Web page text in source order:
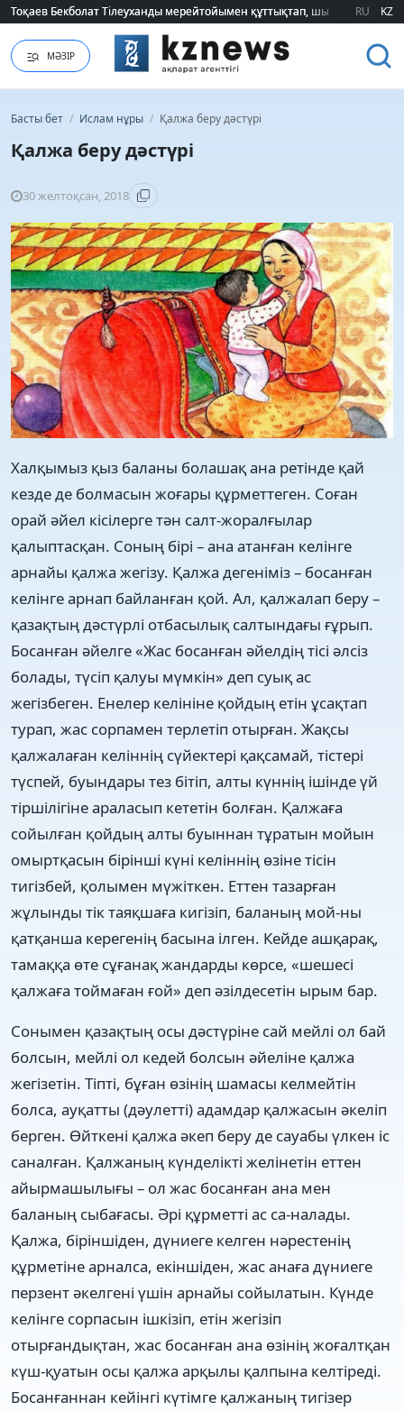
Тоқаев Бекболат Тілеуханды мерейтойымен құттықтап, шығармашылық
Тоқаев Бекболат Тілеуханды мерейтойымен құттықтап, шығармашылық
RU KZ
МӘЗІР
Басты бет / Ислам нұры / Қалжа беру дәстүрі
Қалжа беру дәстүрі
30 желтоқсан, 2018
Халқымыз қыз баланы болашақ ана ретінде қай
кезде де болмасын жоғары құрметтеген. Соған
орай әйел кісілерге тән салт-жоралғылар
қалыптасқан. Соның бірі – ана атанған келінге
арнайы қалжа жегізу. Қалжа дегеніміз – босанған
келінге арнап байланған қой. Ал, қалжалап беру –
қазақтың дәстүрлі отбасылық салтындағы ғұрып.
Босанған әйелге «Жас босанған әйелдің тісі әлсіз
болады, түсіп қалуы мүмкін» деп суық ас
жегізбеген. Енелер келініне қойдың етін ұсақтап
турап, жас сорпамен терлетіп отырған. Жақсы
қалжалаған келіннің сүйектері қақсамай, тістері
түспей, буындары тез бітіп, алты күннің ішінде үй
тіршілігіне араласып кететін болған. Қалжаға
сойылған қойдың алты буыннан тұратын мойын
омыртқасын бірінші күні келіннің өзіне тісін
тигізбей, қолымен мүжіткен. Еттен тазарған
жұлынды тік таяқшаға кигізіп, баланың мой-ны
қатқанша керегенің басына ілген. Кейде ашқарақ,
тамаққа өте сұғанақ жандарды көрсе, «шешесі
қалжаға тоймаған ғой» деп әзілдесетін ырым бар.
Сонымен қазақтың осы дәстүріне сай мейлі ол бай
болсын, мейлі ол кедей болсын әйеліне қалжа
жегізетін. Тіпті, бұған өзінің шамасы келмейтін
болса, ауқатты (дәулетті) адамдар қалжасын әкеліп
берген. Өйткені қалжа әкеп беру де сауабы үлкен іс
саналған. Қалжаның күнделікті желінетін еттен
айырмашылығы – ол жас босанған ана мен
баланың сыбағасы. Әрі құрметті ас са-налады.
Қалжа, біріншіден, дүниеге келген нәрестенің
құрметіне арналса, екіншіден, жас анаға дүниеге
перзент әкелгені үшін арнайы сойылатын. Күнде
келінге сорпасын ішкізіп, етін жегізіп
отырғандықтан, жас босанған ана өзінің жоғалтқан
күш-қуатын осы қалжа арқылы қалпына келтіреді.
Босанғаннан кейінгі күтімге қалжаның тигізер